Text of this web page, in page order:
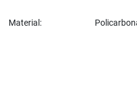
Material: